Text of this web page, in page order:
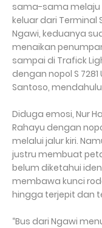
sama-sama melaju
keluar dari Terminal
Ngawi, keduanya
menaikan
sampai di Trafick
dengan nopol S
Santoso,
Diduga emosi, Nur
Rahayu dengan
melalui jalur kiri.
justru membuat
belum diketahui
membawa kunci
hingga terjepit dan
“Bus dari Ngawi